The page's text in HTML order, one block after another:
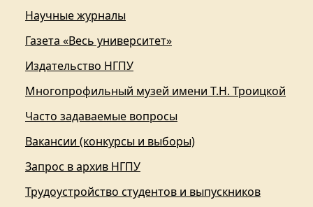
Научные журналы
Газета «Весь университет»
Издательство НГПУ
Многопрофильный музей имени Т.Н. Троицкой
Часто задаваемые вопросы
Вакансии (конкурсы и выборы)
Запрос в архив НГПУ
Трудоустройство студентов и выпускников